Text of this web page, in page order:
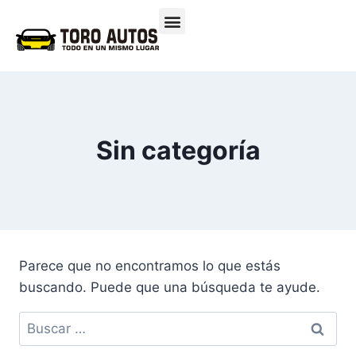
Sin categoría
Parece que no encontramos lo que estás
buscando. Puede que una búsqueda te ayude.